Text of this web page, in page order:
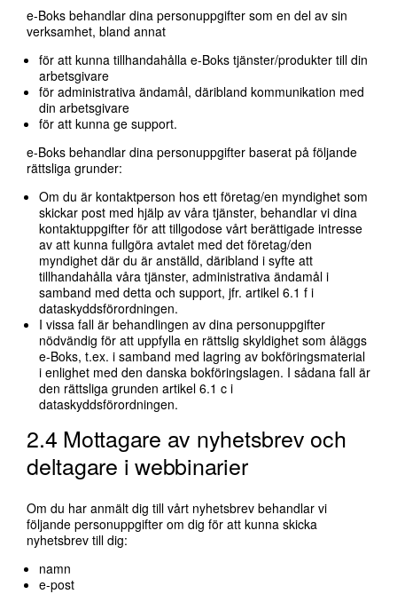
e-Boks behandlar dina personuppgifter som en del av sin
verksamhet, bland annat
för att kunna tillhandahålla e-Boks tjänster/produkter till din
arbetsgivare
för administrativa ändamål, däribland kommunikation med
din arbetsgivare
för att kunna ge support.
e-Boks behandlar dina personuppgifter baserat på följande
rättsliga grunder:
Om du är kontaktperson hos ett företag/en myndighet som
skickar post med hjälp av våra tjänster, behandlar vi dina
kontaktuppgifter för att tillgodose vårt berättigade intresse
av att kunna fullgöra avtalet med det företag/den
myndighet där du är anställd, däribland i syfte att
tillhandahålla våra tjänster, administrativa ändamål i
samband med detta och support, jfr. artikel 6.1 f i
dataskyddsförordningen.
I vissa fall är behandlingen av dina personuppgifter
nödvändig för att uppfylla en rättslig skyldighet som åläggs
e-Boks, t.ex. i samband med lagring av bokföringsmaterial
i enlighet med den danska bokföringslagen. I sådana fall är
den rättsliga grunden artikel 6.1 c i
dataskyddsförordningen.
2.4 Mottagare av nyhetsbrev och
deltagare i webbinarier
Om du har anmält dig till vårt nyhetsbrev behandlar vi
följande personuppgifter om dig för att kunna skicka
nyhetsbrev till dig:
namn
e-post